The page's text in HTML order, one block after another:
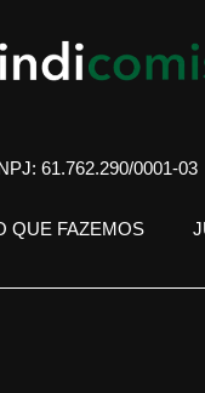
61.762.290/0001-03
QUE FAZEMOS